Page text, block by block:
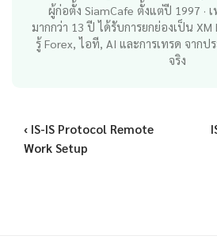
ผู้ก่อตั้ง SiamCafe ตั้งแต่ปี 1997 · เ
มากกว่า 13 ปี ได้รับการยกย่องเป็น
รู้ Forex, ไอที, AI และการเทรด จากป
จริง
‹ IS-IS Protocol Remote
Work Setup